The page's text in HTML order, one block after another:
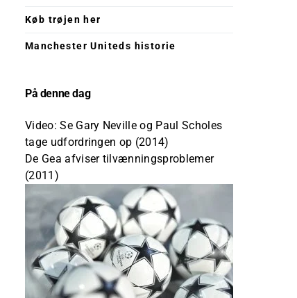
Køb trøjen her
Manchester Uniteds historie
På denne dag
Video: Se Gary Neville og Paul Scholes
tage udfordringen op (2014)
De Gea afviser tilvænningsproblemer
(2011)